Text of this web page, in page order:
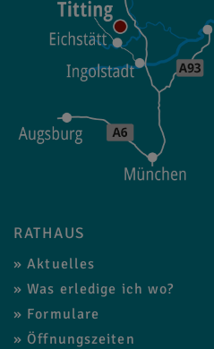
RATHAUS
Aktuelles
Was erledige ich wo?
Formulare
Öffnungszeiten